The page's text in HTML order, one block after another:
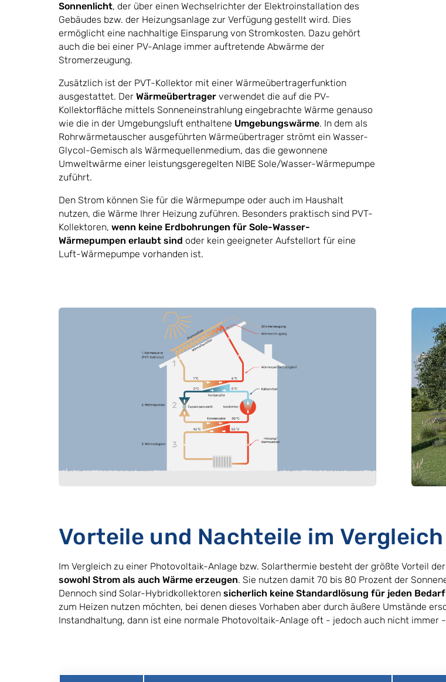
Sonnenlicht, der über einen Wechselrichter der Elektroinstallation des
Gebäudes bzw. der Heizungsanlage zur Verfügung gestellt wird. Dies
ermöglicht eine nachhaltige Einsparung von Stromkosten. Dazu gehört
auch die bei einer PV-Anlage immer auftretende Abwärme der
Stromerzeugung.
Zusätzlich ist der PVT-Kollektor mit einer Wärmeübertragerfunktion
ausgestattet. Der Wärmeübertrager verwendet die auf die PV-
Kollektorfläche mittels Sonneneinstrahlung eingebrachte Wärme genauso
wie die in der Umgebungsluft enthaltene Umgebungswärme. In dem als
Rohrwärmetauscher ausgeführten Wärmeübertrager strömt ein Wasser-
Glycol-Gemisch als Wärmequellenmedium, das die gewonnene
Umweltwärme einer leistungsgeregelten NIBE Sole/Wasser-Wärmepumpe
zuführt.
Den Strom können Sie für die Wärmepumpe oder auch im Haushalt
nutzen, die Wärme Ihrer Heizung zuführen. Besonders praktisch sind PVT-
Kollektoren, wenn keine Erdbohrungen für Sole-Wasser-
Wärmepumpen erlaubt sind oder kein geeigneter Aufstellort für eine
Luft-Wärmepumpe vorhanden ist.
Vorteile und Nachteile im Vergleich
Im Vergleich zu einer Photovoltaik-Anlage bzw. Solarthermie besteht der größte Vorteil
sowohl Strom als auch Wärme erzeugen. Sie nutzen damit 70 bis 80 Prozent der
Dennoch sind Solar-Hybridkollektoren sicherlich keine Standardlösung für jeden Bedarf
zum Heizen nutzen möchten, bei denen dieses Vorhaben aber durch äußere Umstände
Instandhaltung, dann ist eine normale Photovoltaik-Anlage oft - jedoch auch nicht immer